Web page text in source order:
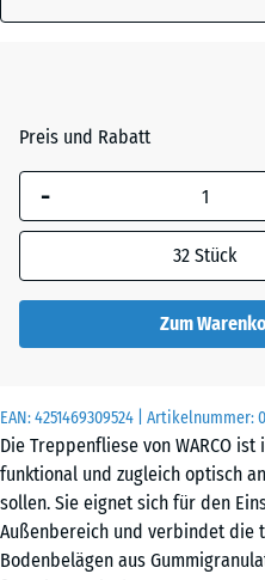
EAN:4251469309524 | Artikelnummer:
Die Treppenfliese von WARCO
funktional und zugleich optisch
sollen. Sie eignet sich für den
Außenbereich und verbindet die
Bodenbelägen aus
Preis und Rabatt
-
32 Stück
Zum